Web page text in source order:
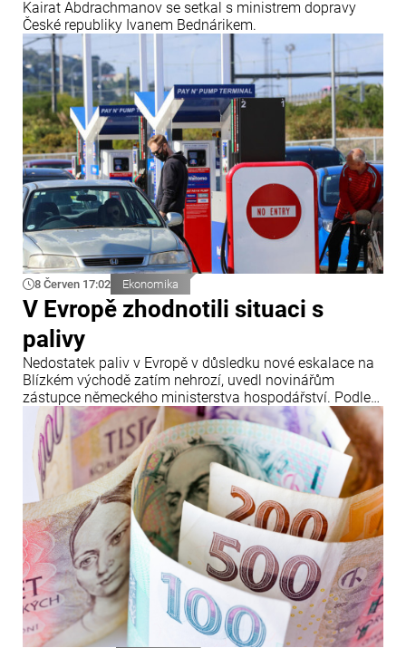
Kairat Abdrachmanov se setkal s ministrem dopravy
České republiky Ivanem Bednárikem.
8 Červen 17:02 Ekonomika
V Evropě zhodnotili situaci s
palivy
Nedostatek paliv v Evropě v důsledku nové eskalace na
Blízkém východě zatím nehrozí, uvedl novinářům
zástupce německého ministerstva hospodářství. Podle
jeho slov se situace v regionu znovu náhle vyostřila.